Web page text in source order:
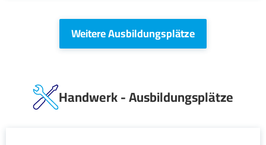
Weitere Ausbildungsplätze
Handwerk - Ausbildungsplätze